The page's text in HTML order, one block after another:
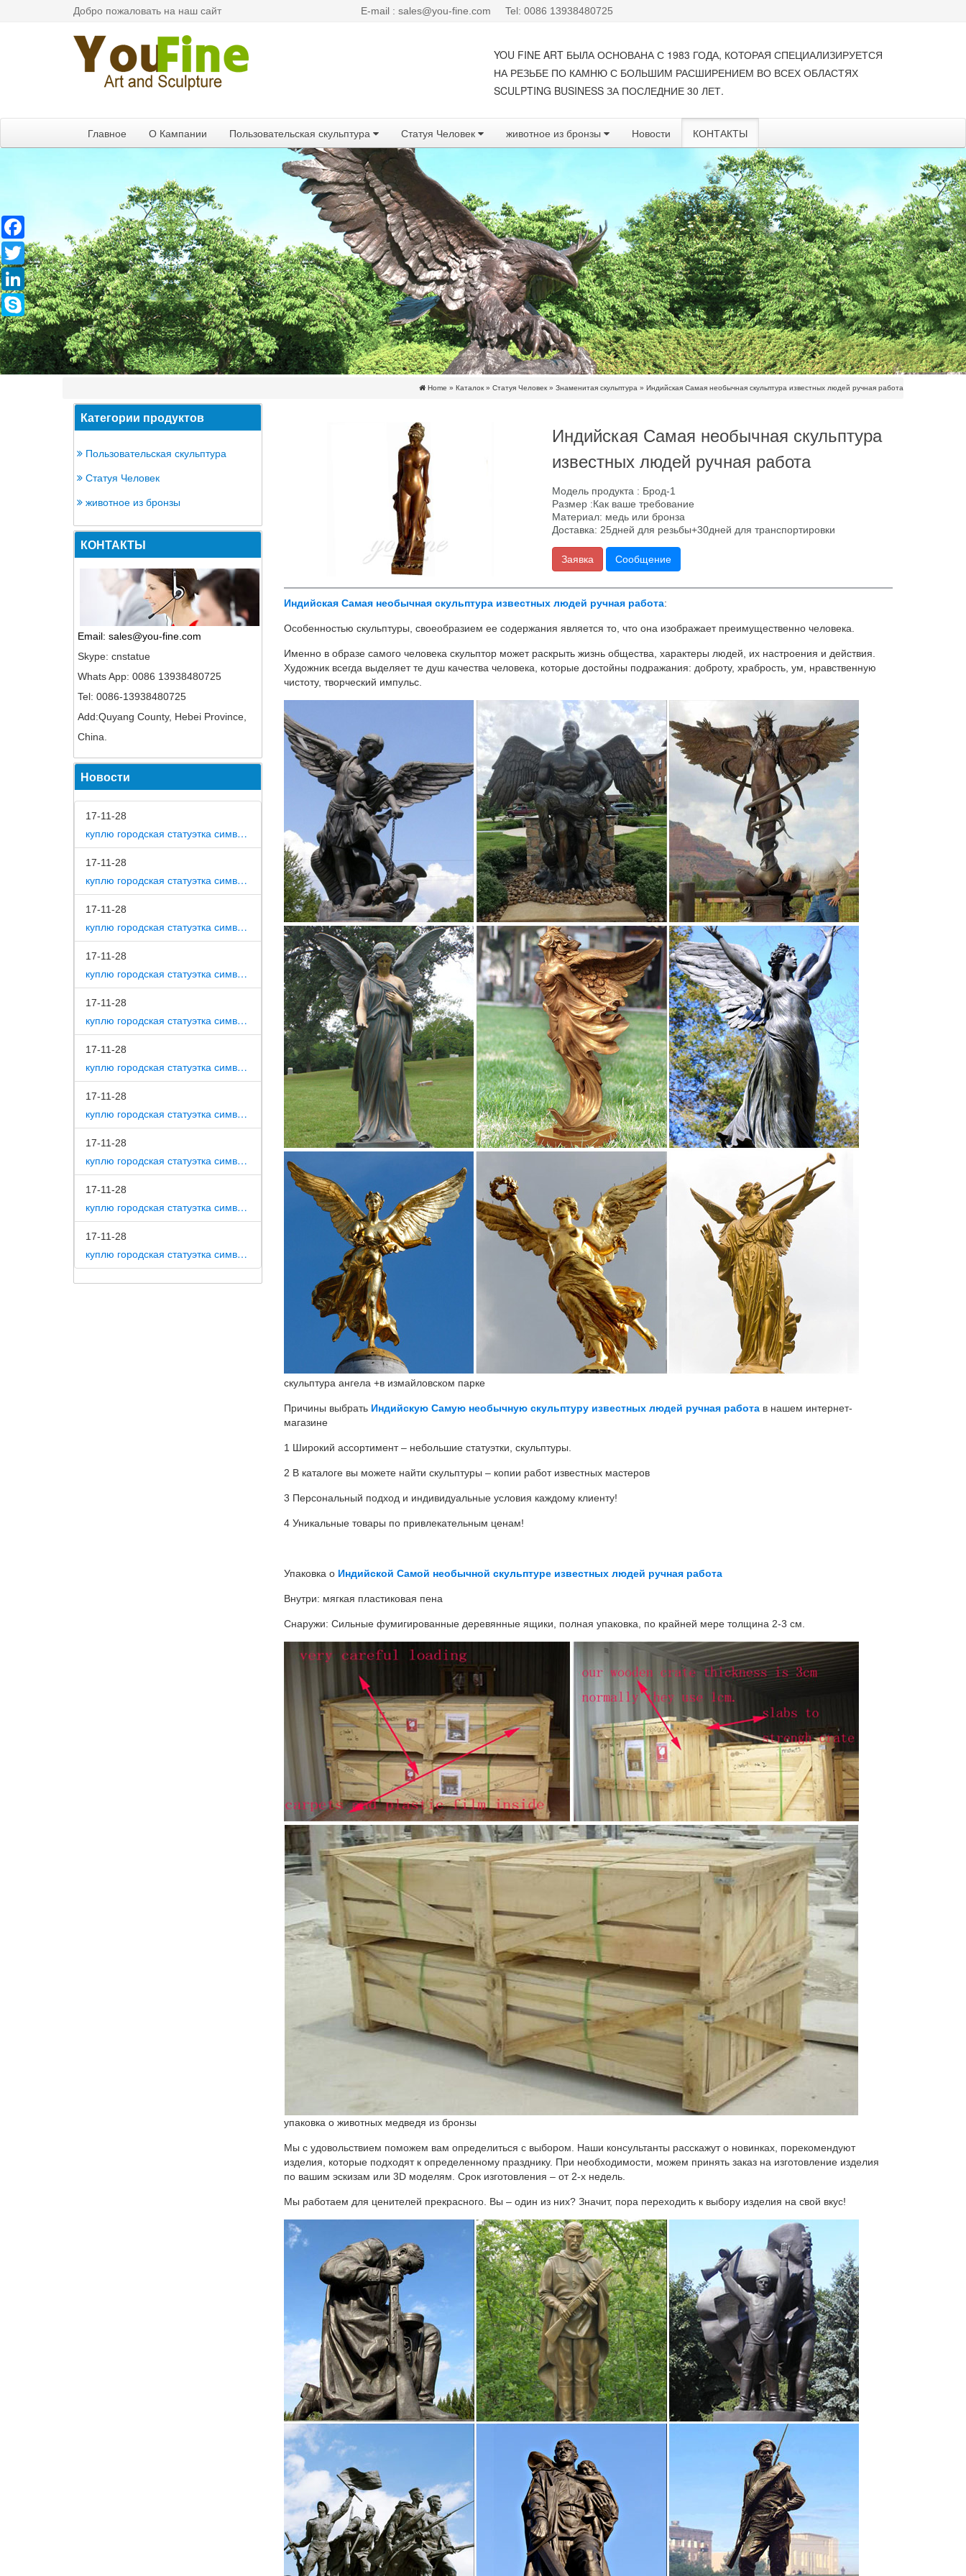
Добро пожаловать на наш сайт E-mail : sales@you-fine.com Tel: 0086 13938480725
YOU FINE ART БЫЛА ОСНОВАНА С 1983 ГОДА, КОТОРАЯ СПЕЦИАЛИЗИРУЕТСЯ
НА РЕЗЬБЕ ПО КАМНЮ С БОЛЬШИМ РАСШИРЕНИЕМ ВО ВСЕХ ОБЛАСТЯХ
SCULPTING BUSINESS ЗА ПОСЛЕДНИЕ 30 ЛЕТ.
Главное О Кампании Пользовательская скульптура Статуя Человек животное из бронзы Новости КОНТАКТЫ
Home » Каталок » Статуя Человек » Знаменитая скульптура » Индийская Самая необычная скульптура известных людей ручная работа
Категории продуктов
Пользовательская скульптура
Статуя Человек
животное из бронзы
КОНТАКТЫ
Email: sales@you-fine.com
Skype: cnstatue
Whats App: 0086 13938480725
Tel: 0086-13938480725
Add:Quyang County, Hebei Province,
China.
Новости
17-11-28
куплю городская статуэтка символ собака в дом
17-11-28
куплю городская статуэтка символ собака в метро москвы
17-11-28
куплю городская статуэтка символ собака на площади революции
17-11-28
куплю городская статуэтка символ собака как вид изобразительного искусства
17-11-28
куплю городская статуэтка символ собака на постаменте
17-11-28
куплю городская статуэтка символ собака в романской скульптуре
17-11-28
куплю городская статуэтка символ собака в царском селе
17-11-28
куплю городская статуэтка символ собака в движении 7 класс
17-11-28
куплю городская статуэтка символ собака в скульптуре древней греции
17-11-28
куплю городская статуэтка символ собака в школе искусств
Индийская Самая необычная скульптура
известных людей ручная работа
Модель продукта : Брод-1
Размер :Как ваше требование
Материал: медь или бронза
Доставка: 25дней для резьбы+30дней для транспортировки
Заявка Сообщение
Индийская Самая необычная скульптура известных людей ручная работа:
Особенностью скульптуры, своеобразием ее содержания является то, что она изображает преимущественно человека.
Именно в образе самого человека скульптор может раскрыть жизнь общества, характеры людей, их настроения и действия.
Художник всегда выделяет те душ качества человека, которые достойны подражания: доброту, храбрость, ум, нравственную
чистоту, творческий импульс.
скульптура ангела +в измайловском парке
Причины выбрать Индийскую Самую необычную скульптуру известных людей ручная работав нашем интернет-
магазине
1 Широкий ассортимент – небольшие статуэтки, скульптуры.
2 В каталоге вы можете найти скульптуры – копии работ известных мастеров
3 Персональный подход и индивидуальные условия каждому клиенту!
4 Уникальные товары по привлекательным ценам!
Упаковка о Индийской Самой необычной скульптуре известных людей ручная работа
Внутри: мягкая пластиковая пена
Снаружи: Сильные фумигированные деревянные ящики, полная упаковка, по крайней мере толщина 2-3 см.
упаковка о животных медведя из бронзы
Мы с удовольствием поможем вам определиться с выбором. Наши консультанты расскажут о новинках, порекомендуют
изделия, которые подходят к определенному празднику. При необходимости, можем принять заказ на изготовление изделия
по вашим эскизам или 3D моделям. Срок изготовления – от 2-х недель.
Мы работаем для ценителей прекрасного. Вы – один из них? Значит, пора переходить к выбору изделия на свой вкус!
Twitter
LinkedIn
Skype